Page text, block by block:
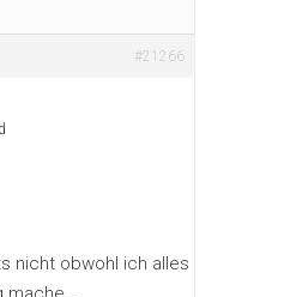
#21266
nicht obwohl ich alles